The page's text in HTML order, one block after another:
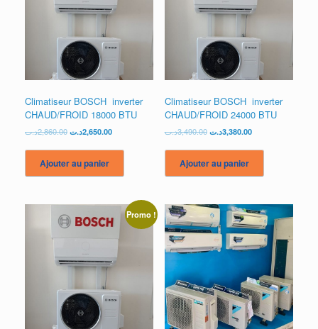
Climatiseur BOSCH inverter
CHAUD/FROID 18000 BTU
2,860.00د.ت
Le
initial
était :
2,860.00د.ت.
2,650.00د.ت
Le
actuel
Ajouter au panier
Climatiseur BOSCH inverter
CHAUD/FROID 24000 BTU
3,490.00د.ت
Le
initial
était :
3,490.00د.ت.
3,380.00د.ت
Le
actuel
Ajouter au panier
Promo !